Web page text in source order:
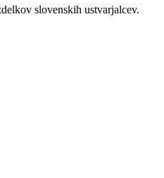
slovenskih ustvarjalcev.